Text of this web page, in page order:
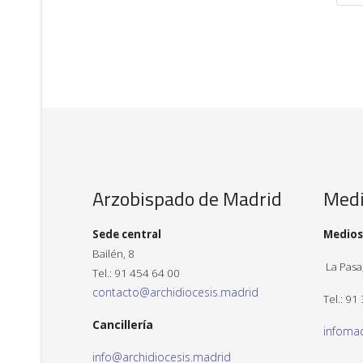
Arzobispado de Madrid
Sede central
Bailén, 8
Tel.: 91 454 64 00
contacto@archidiocesis.madrid
Cancillería
info@archidiocesis.madrid
La
Tel.: 91